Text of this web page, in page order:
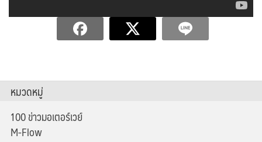
หมวดหมู่
100 ข่าวมอเตอร์เวย์
M-Flow